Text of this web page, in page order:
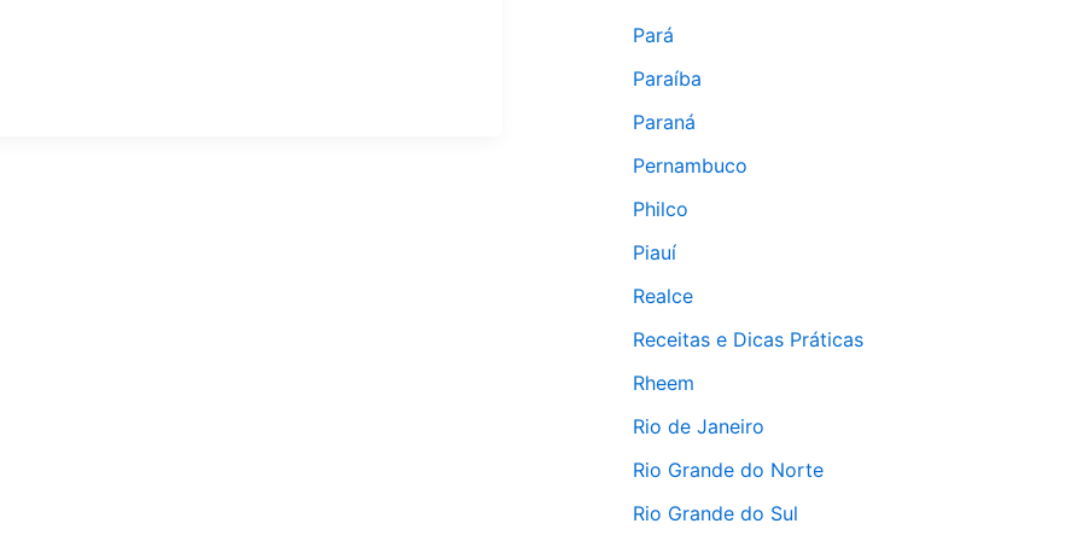
Pará
Paraíba
Paraná
Pernambuco
Philco
Piauí
Realce
Receitas e Dicas Práticas
Rheem
Rio de Janeiro
Rio Grande do Norte
Rio Grande do Sul